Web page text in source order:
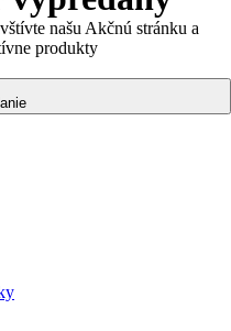
našu Akčnú stránku a
produkty